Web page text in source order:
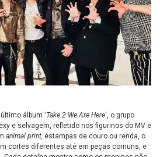
álbum ‘Take.2 We Are Here‘, o grupo
e selvagem, refletido nos figurinos do MV e
animal print, estampas de couro ou renda, o
cortes diferentes até em peças comuns, e